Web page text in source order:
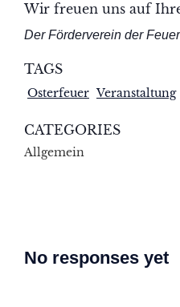
Wir freuen uns auf
Der Förderverein der
TAGS
Osterfeuer Veranstaltung
CATEGORIES
Allgemein
No responses yet